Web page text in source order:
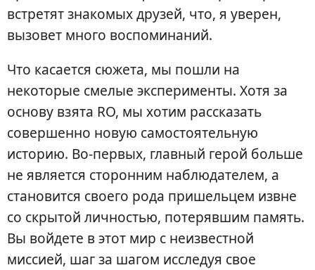
встретят знакомых друзей, что, я уверен,
вызовет много воспоминаний.
Что касается сюжета, мы пошли на
некоторые смелые эксперименты. Хотя за
основу взята RO, мы хотим рассказать
совершенно новую самостоятельную
историю. Во-первых, главный герой больше
не является сторонним наблюдателем, а
становится своего рода пришельцем извне
со скрытой личностью, потерявшим память.
Вы войдете в этот мир с неизвестной
миссией, шаг за шагом исследуя свое